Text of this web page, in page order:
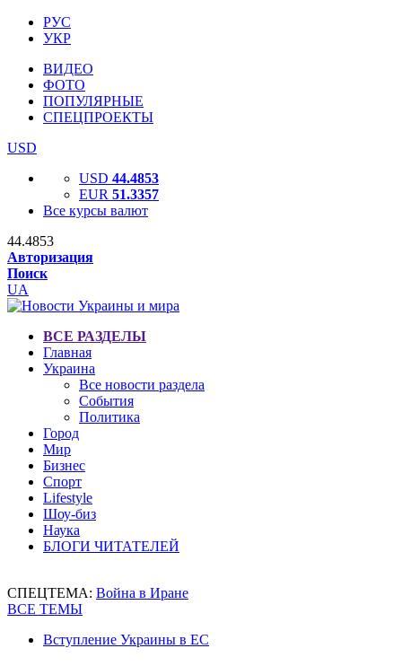
РУС
УКР
ВИДЕО
ФОТО
ПОПУЛЯРНЫЕ
СПЕЦПРОЕКТЫ
USD
USD 44.4853
EUR 51.3357
Все курсы валют
44.4853
Авторизация
Поиск
UA
ВСЕ РАЗДЕЛЫ
Главная
Украина
Все новости раздела
События
Политика
Город
Мир
Бизнес
Спорт
Lifestyle
Шоу-биз
Наука
БЛОГИ ЧИТАТЕЛЕЙ
СПЕЦТЕМА: Война в Иране
ВСЕ ТЕМЫ
Вступление Украины в ЕС